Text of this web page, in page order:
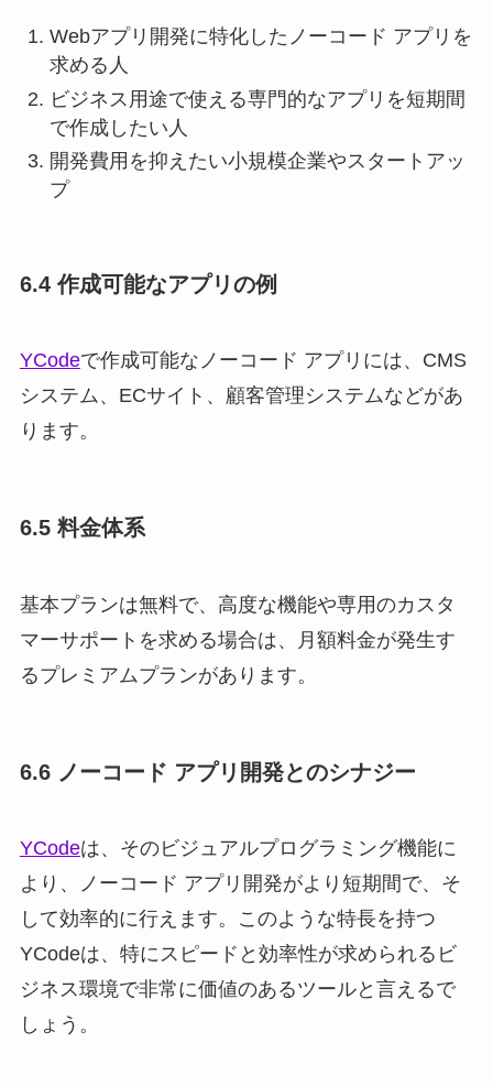
Webアプリ開発に特化したノーコード アプリを
求める人
ビジネス用途で使える専門的なアプリを短期間
で作成したい人
開発費用を抑えたい小規模企業やスタートアッ
プ
6.4 作成可能なアプリの例
YCodeで作成可能なノーコード アプリには、CMS
システム、ECサイト、顧客管理システムなどがあ
ります。
6.5 料金体系
基本プランは無料で、高度な機能や専用のカスタ
マーサポートを求める場合は、月額料金が発生す
るプレミアムプランがあります。
6.6 ノーコード アプリ開発とのシナジー
YCodeは、そのビジュアルプログラミング機能に
より、ノーコード アプリ開発がより短期間で、そ
して効率的に行えます。このような特長を持つ
YCodeは、特にスピードと効率性が求められるビ
ジネス環境で非常に価値のあるツールと言えるで
しょう。